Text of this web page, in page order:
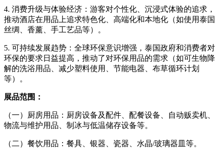
4. 消费升级与体验经济：游客对个性化、沉浸式体验的追求，
推动酒店在用品上追求特色化、高端化和本地化（如使用泰国
丝绸、香薰、手工艺品等）。
5. 可持续发展趋势：全球环保意识增强，泰国政府和消费者对
环保的要求日益提高，推动了对环保用品的需求（如可生物降
解的洗浴用品、减少塑料使用、节能电器、布草循环计划
等）。
展品范围：
（一）厨房用品：厨房设备及配件、配餐设备、自动贩卖机、
物流与维护用品、制冰与低温储存设备等。
（二）餐饮用品：餐具、银器、瓷器、水晶/玻璃器皿等。